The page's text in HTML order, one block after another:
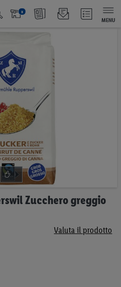
x
MENU
Zucchero greggio
Valuta il prodotto